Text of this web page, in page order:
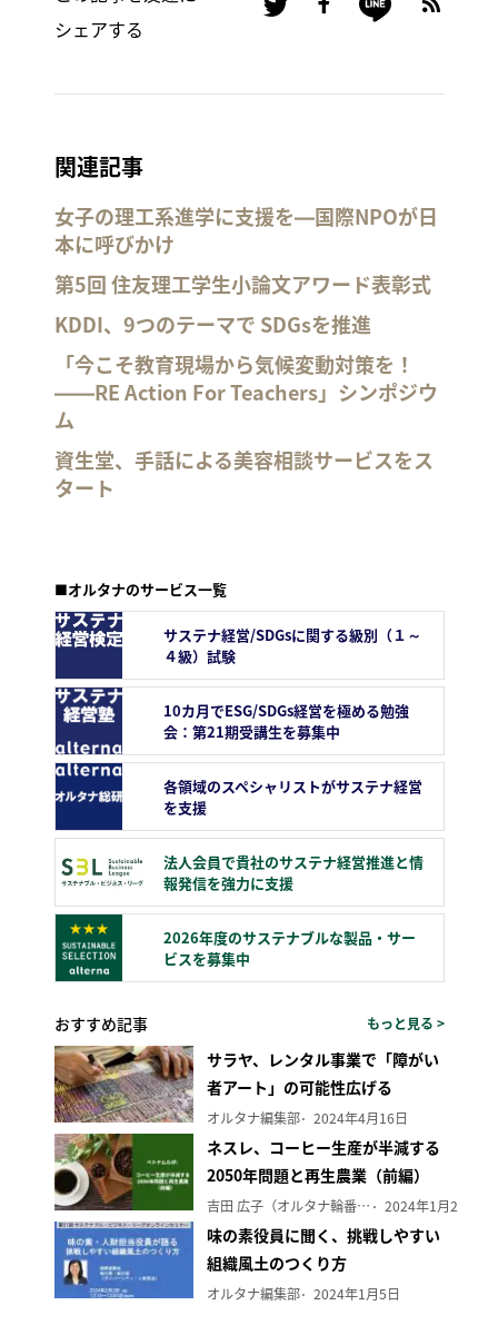
シェアする
関連記事
女子の理工系進学に支援を―国際NPOが日
本に呼びかけ
第5回 住友理工学生小論文アワード表彰式
KDDI、9つのテーマで SDGsを推進
「今こそ教育現場から気候変動対策を！
――RE Action For Teachers」シンポジウ
ム
資生堂、手話による美容相談サービスをス
タート
■オルタナのサービス一覧
サステナ経営/SDGsに関する級別（１～
４級）試験
10カ月でESG/SDGs経営を極める勉強
会：第21期受講生を募集中
各領域のスペシャリストがサステナ経営
を支援
法人会員で貴社のサステナ経営推進と情
報発信を強力に支援
2026年度のサステナブルな製品・サー
ビスを募集中
おすすめ記事 もっと見る >
サラヤ、レンタル事業で「障がい
者アート」の可能性広げる
オルタナ編集部 2024年4月16日
ネスレ、コーヒー生産が半減する
2050年問題と再生農業（前編）
吉田 広子（オルタナ輪番編集長） 2024年1月29日
味の素役員に聞く、挑戦しやすい
組織風土のつくり方
オルタナ編集部 2024年1月5日